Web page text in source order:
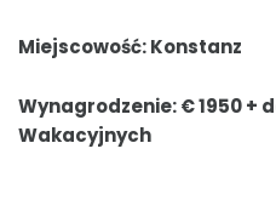
Miejscowość: Konstanz
Wynagrodzenie: € 1950 +
Wakacyjnych